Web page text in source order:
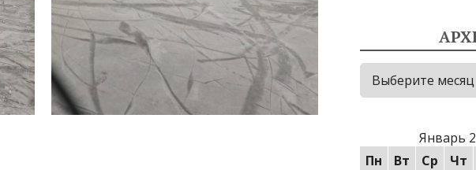
Архивы
Январь
Пн
Вт Ср Чт